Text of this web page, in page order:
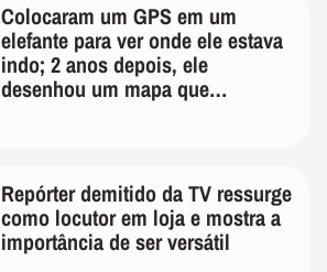
Colocaram um GPS em um
elefante para ver onde ele estava
indo; 2 anos depois, ele
desenhou um mapa que
Repórter demitido da TV ressurge
como locutor em loja e mostra a
importância de ser versátil